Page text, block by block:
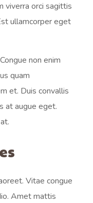
viverra orci sagittis
ullamcorper eget
non enim
quam
et. Duis convallis
at augue eget.
Vitae congue
Amet mattis